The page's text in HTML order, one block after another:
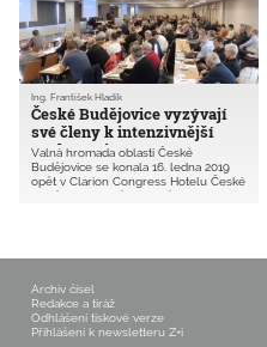
České Budějovice vyzývají
své členy k intenzivnější
spolupráci
Ing. František Hladík
Valná hromada oblasti České
Budějovice se konala 16. ledna 2019
opět v Clarion Congress Hotelu České
Budějovice za účasti 161 členů, to je 9,1
Archiv čísel
Redakce a tiráž
Odhlášení tiskové verze
Přihlášení k newsletteru Z+i